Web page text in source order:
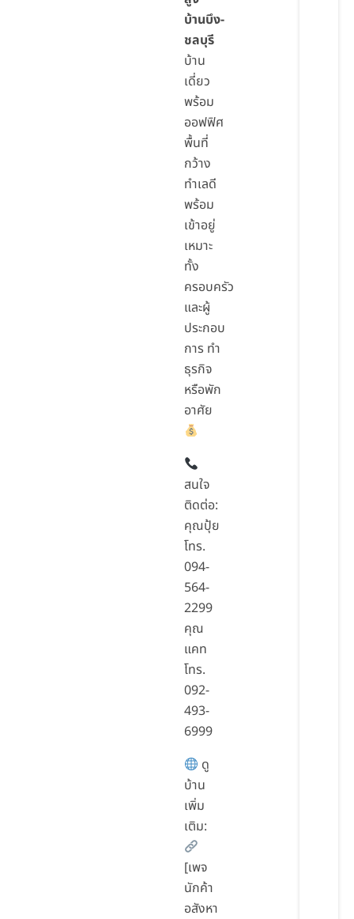
บ้านบึง-
ชลบุรี
บ้าน
เดี่ยว
พร้อม
ออฟฟิศ
พื้นที่
กว้าง
ทำเลดี
พร้อม
เข้าอยู่
เหมาะ
ทั้ง
ครอบครัว
และผู้
ประกอบ
การ ทำ
ธุรกิจ
หรือพัก
อาศัย
สนใจ
ติดต่อ:
คุณปุ้ย
โทร.
094-
564-
2299
คุณ
แคท
โทร.
092-
493-
6999
ดู
บ้าน
เพิ่ม
เติม:
[เพจ
นักค้า
อสังหา